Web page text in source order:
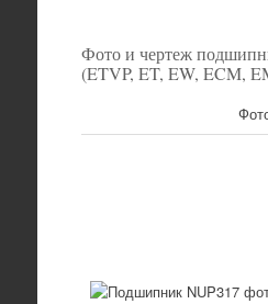
Фото и чертеж
(ETVP, ET, EW, ECM,